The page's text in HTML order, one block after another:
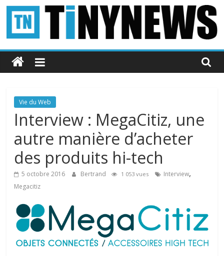
Passer
contenu
Tinynews
Le
belge
connecté
Vie du Web
Interview : MegaCitiz, une
autre manière d’acheter
des produits hi-tech
5 octobre 2016 Bertrand 1 053 vues Interview,
Megacitiz